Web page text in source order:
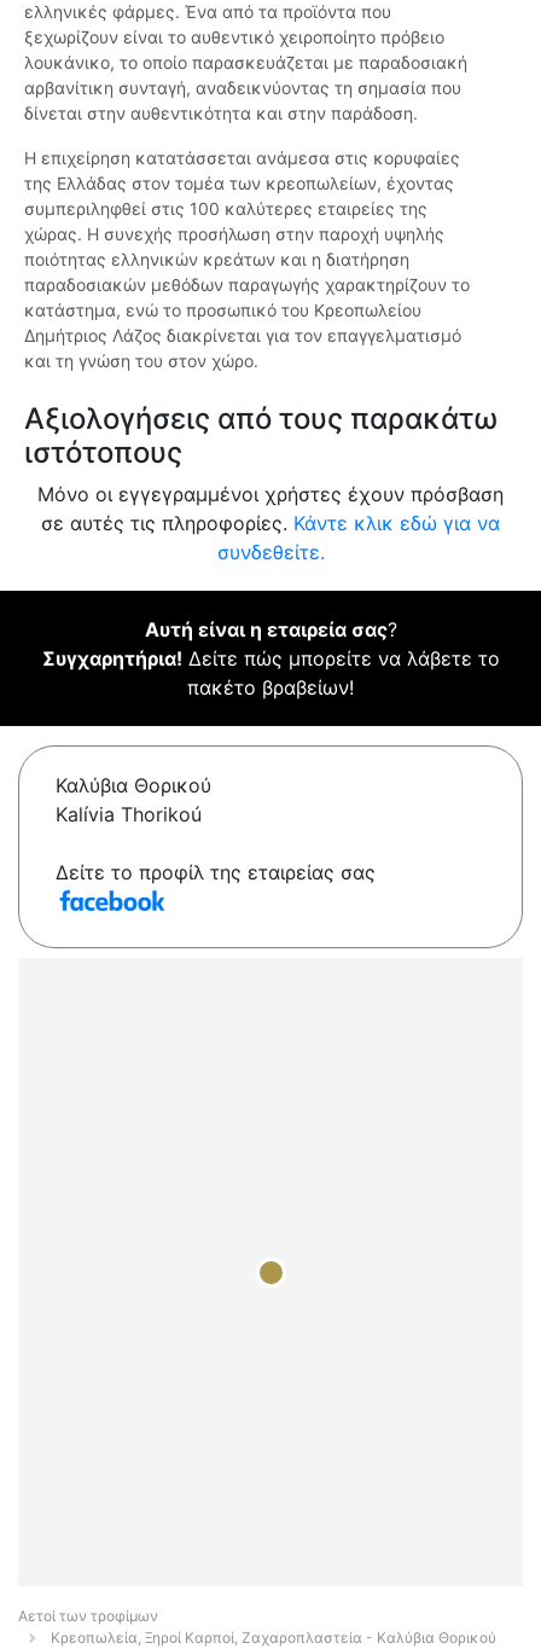
ελληνικές φάρμες. Ένα από τα προϊόντα που
ξεχωρίζουν είναι το αυθεντικό χειροποίητο πρόβειο
λουκάνικο, το οποίο παρασκευάζεται με παραδοσιακή
αρβανίτικη συνταγή, αναδεικνύοντας τη σημασία που
δίνεται στην αυθεντικότητα και στην παράδοση.
Η επιχείρηση κατατάσσεται ανάμεσα στις κορυφαίες
της Ελλάδας στον τομέα των κρεοπωλείων, έχοντας
συμπεριληφθεί στις 100 καλύτερες εταιρείες της
χώρας. Η συνεχής προσήλωση στην παροχή υψηλής
ποιότητας ελληνικών κρεάτων και η διατήρηση
παραδοσιακών μεθόδων παραγωγής χαρακτηρίζουν το
κατάστημα, ενώ το προσωπικό του Κρεοπωλείου
Δημήτριος Λάζος διακρίνεται για τον επαγγελματισμό
και τη γνώση του στον χώρο.
Αξιολογήσεις από τους παρακάτω
ιστότοπους
Μόνο οι εγγεγραμμένοι χρήστες έχουν πρόσβαση
σε αυτές τις πληροφορίες. Κάντε κλικ εδώ για να
συνδεθείτε.
Αυτή είναι η εταιρεία σας?
Συγχαρητήρια! Δείτε πώς μπορείτε να λάβετε το
πακέτο βραβείων!
Καλύβια Θορικού
Kalívia Thorikoú
Δείτε το προφίλ της εταιρείας σας
Αετοί των τροφίμων
Κρεοπωλεία, Ξηροί Καρποί, Ζαχαροπλαστεία - Καλύβια Θορικού